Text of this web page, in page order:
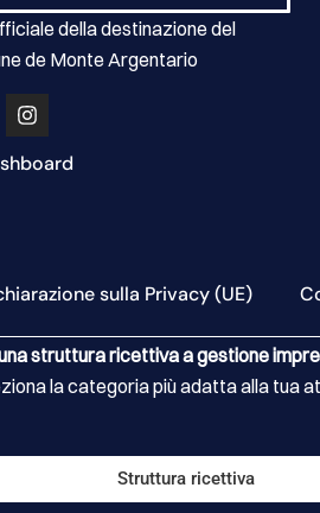
della destinazione del
de Monte Argentario
sulla Privacy (UE)
struttura ricettiva a gestione
la categoria più adatta alla tua
Struttura ricettiva